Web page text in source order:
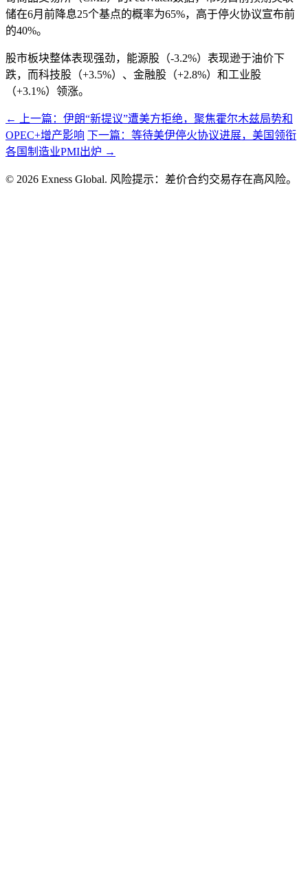
储在6月前降息25个基点的概率为65%，高于停火协议宣布前
的40%。
股市板块整体表现强劲，能源股（-3.2%）表现逊于油价下
跌，而科技股（+3.5%）、金融股（+2.8%）和工业股
（+3.1%）领涨。
← 上一篇：伊朗“新提议”遭美方拒绝，聚焦霍尔木兹局势和
OPEC+增产影响 下一篇：等待美伊停火协议进展，美国领衔
各国制造业PMI出炉 →
© 2026 Exness Global. 风险提示：差价合约交易存在高风险。